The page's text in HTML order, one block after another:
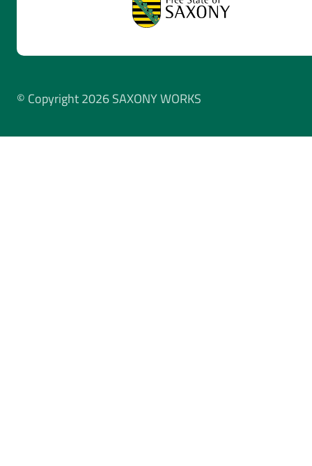
© Copyright 2026 SAXONY WORKS